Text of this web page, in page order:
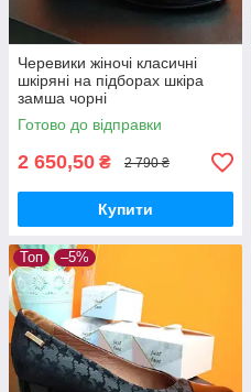
Черевики жіночі класичні
шкіряні на підборах шкіра
замша чорні
Готово до відправки
2 650,50 ₴ 2 790 ₴
Купити
Топ –5%